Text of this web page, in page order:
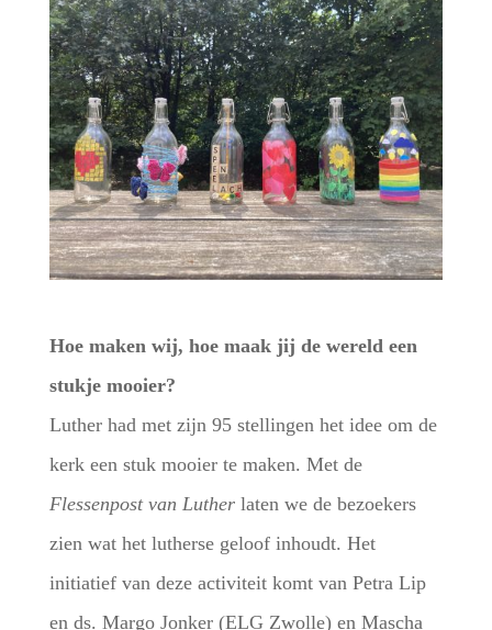
Hoe maken wij, hoe maak jij de wereld een
stukje mooier?
Luther had met zijn 95 stellingen het idee om de
kerk een stuk mooier te maken. Met de
Flessenpost van Lutherlaten we de bezoekers
zien wat het lutherse geloof inhoudt. Het
initiatief van deze activiteit komt van Petra Lip
en ds. Margo Jonker (ELG Zwolle) en Mascha